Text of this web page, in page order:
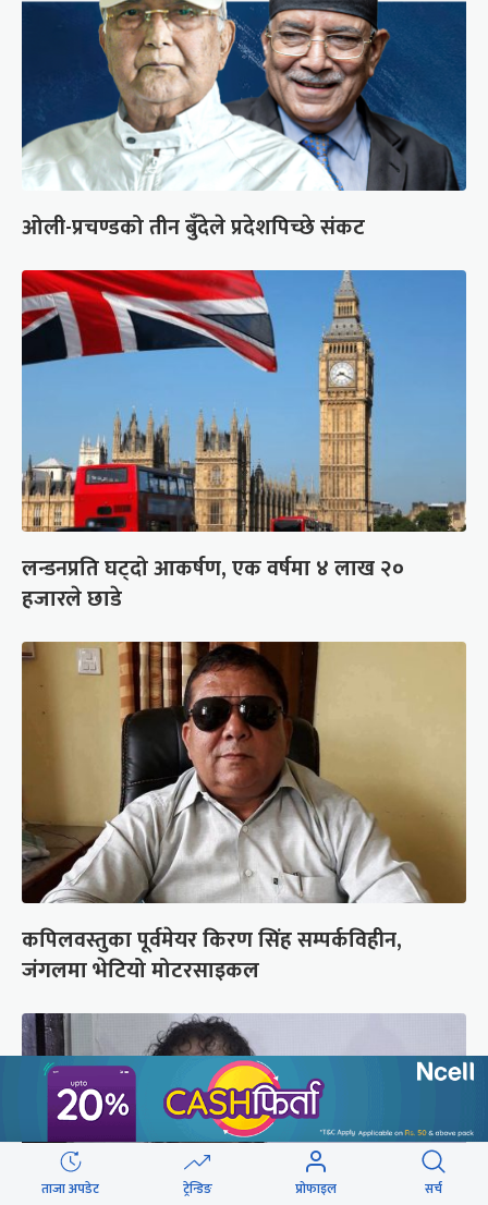
ओली-प्रचण्डको तीन बुँदेले प्रदेशपिच्छे संकट
लन्डनप्रति घट्दो आकर्षण, एक वर्षमा ४ लाख २०
हजारले छाडे
कपिलवस्तुका पूर्वमेयर किरण सिंह सम्पर्कविहीन,
जंगलमा भेटियो मोटरसाइकल
ताजा अपडेट ट्रेन्डिङ प्रोफाइल सर्च